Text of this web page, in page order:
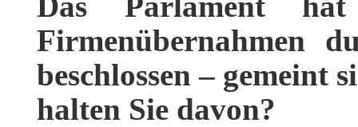
Firmenübernahmen
beschlossen – gemeint
halten Sie davon?